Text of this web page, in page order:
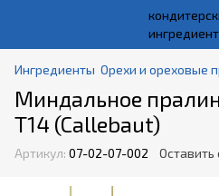
Ингредиенты Орехи и ореховые
Миндальное
T14 (Callebaut)
Артикул: 07-02-07-002 Оставить